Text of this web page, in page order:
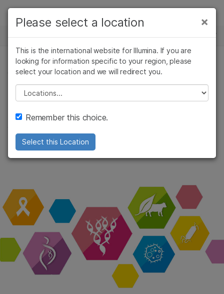
Skip to content
ソリューション
ラーニング
企業情報
サポート
ニュースセンター
会社情報
イルミナの概要
ット
×
Please select a location
This is the international website for Illumina. If you are
looking for information specific to your region, please
select your location and we will redirect you.
Please select a location
Remember this choice.
Select this Location